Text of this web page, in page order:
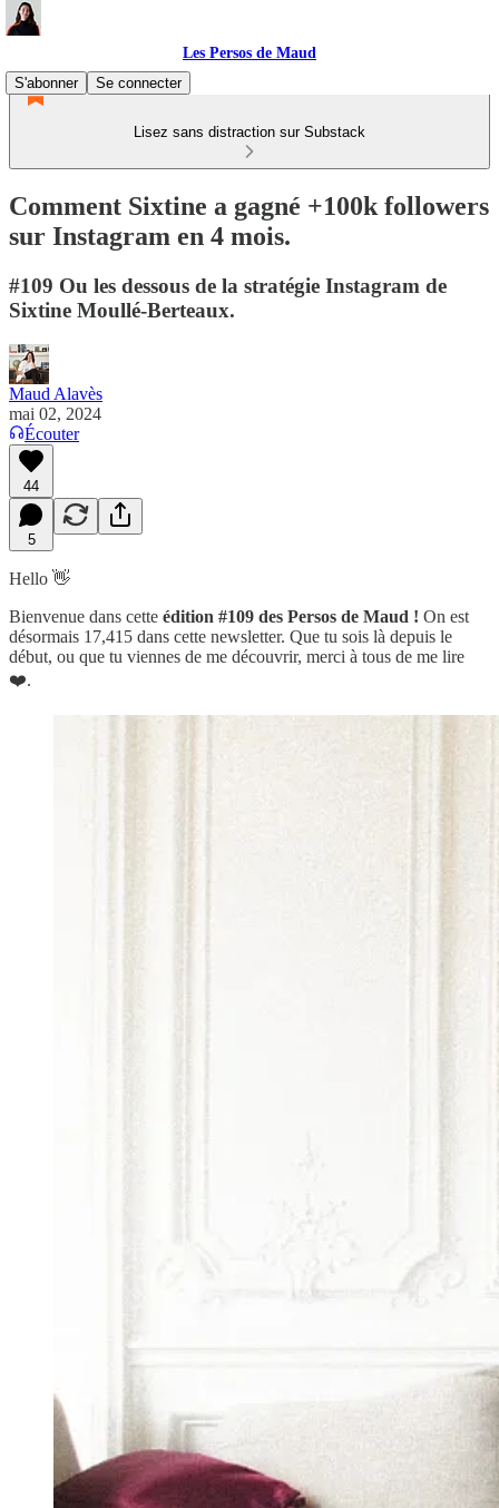
Les Persos de Maud
S'abonner
Se connecter
Lisez sans distraction sur Substack
Comment Sixtine a gagné +100k followers
sur Instagram en 4 mois.
#109 Ou les dessous de la stratégie Instagram de
Sixtine Moullé-Berteaux.
Maud Alavès
mai 02, 2024
Écouter
44
5
Hello 👋
Bienvenue dans cette édition #109 des Persos de Maud ! On est
désormais 17,415 dans cette newsletter. Que tu sois là depuis le
début, ou que tu viennes de me découvrir, merci à tous de me lire
❤️.